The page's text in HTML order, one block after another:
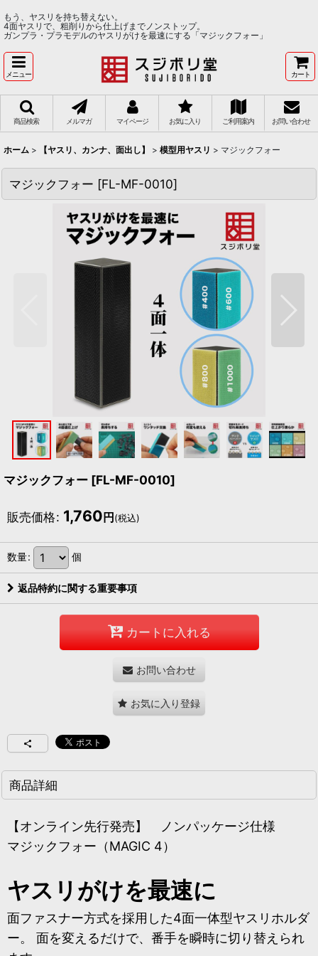
もう、ヤスリを持ち替えない。
4面ヤスリで、粗削りから仕上げまでノンストップ。
ガンプラ・プラモデルのヤスリがけを最速にする「マジックフォー」
メニュー カート
商品検索 メルマガ マイページ お気に入り ご利用案内 お問い合わせ
ホーム > 【ヤスリ、カンナ、面出し】 > 模型用ヤスリ > マジックフォー
マジックフォー [FL-MF-0010]
マジックフォー [FL-MF-0010]
販売価格: 1,760円(税込)
数量: 個
返品特約に関する重要事項
カートに入れる
お問い合わせ
お気に入り登録
商品詳細
【オンライン先行発売】 ノンパッケージ仕様
マジックフォー（MAGIC 4）
ヤスリがけを最速に
面ファスナー方式を採用した4面一体型ヤスリホルダ
ー。 面を変えるだけで、番手を瞬時に切り替えられ